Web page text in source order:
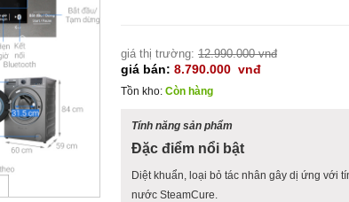
giá thị trường: 12.990.000 vnđ
giá bán: 8.790.000 vnđ
Tồn kho: Còn hàng
Tính năng sản phẩm
Đặc điểm nổi bật
Diệt khuẩn, loại bỏ tác nhân gây dị ứng với
nước SteamCure.